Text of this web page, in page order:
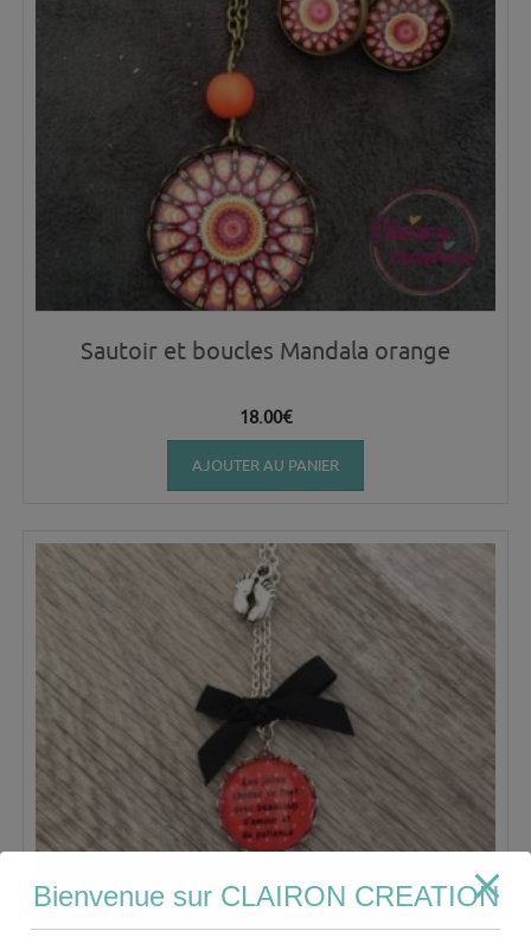
Sautoir et boucles Mandala orange
18.00€
AJOUTER AU PANIER
Bienvenue sur CLAIRON CREATION